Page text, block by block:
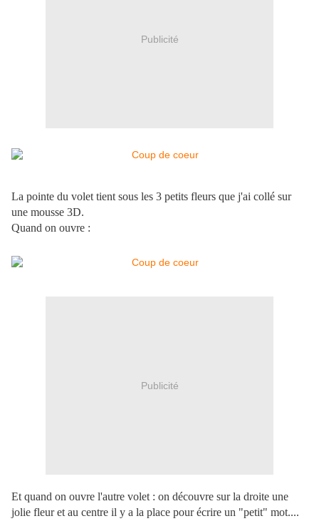
Publicité
La pointe du volet tient sous les 3 petits fleurs que j'ai collé sur
une mousse 3D.
Quand on ouvre :
Publicité
Et quand on ouvre l'autre volet : on découvre sur la droite une
jolie fleur et au centre il y a la place pour écrire un "petit" mot....